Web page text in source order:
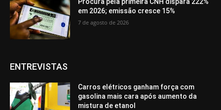
em 2026; emissão cresce 15%
7 de agosto de 2026
ENTREVISTAS
Carros elétricos ganham força com
gasolina mais cara após aumento da
mistura de etanol